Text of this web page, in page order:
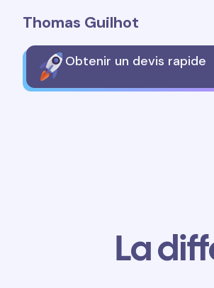
Thomas Guilhot
Obtenir un devis rapide
La